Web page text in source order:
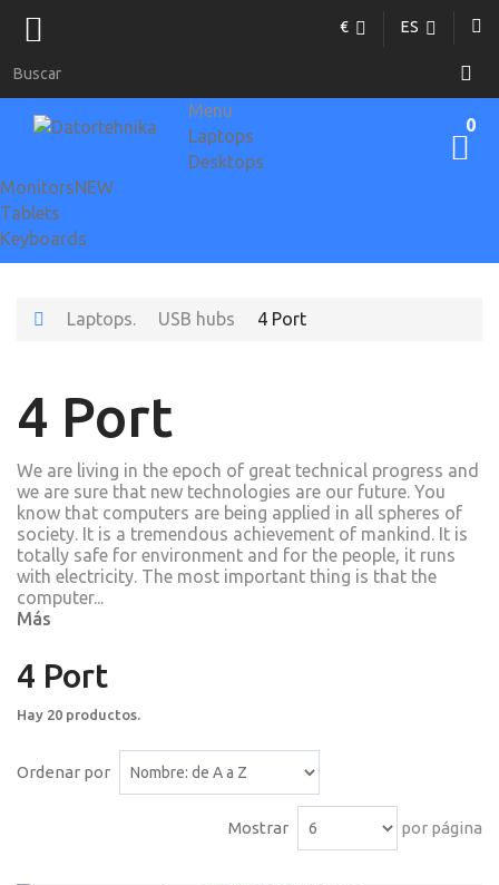
ES
€
0
Menu
Laptops
Desktops
MonitorsNEW
Tablets
Keyboards
Laptops. USB hubs 4 Port
4 Port
We are living in the epoch of great technical progress and
we are sure that new technologies are our future. You
know that computers are being applied in all spheres of
society. It is a tremendous achievement of mankind. It is
totally safe for environment and for the people, it runs
with electricity. The most important thing is that the
computer...
Más
4 Port
Hay 20 productos.
Ordenar por
Mostrar por página